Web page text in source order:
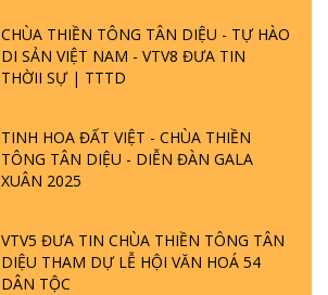
CHÙA THIỀN TÔNG TÂN DIỆU - TỰ HÀO
DI SẢN VIỆT NAM - VTV8 ĐƯA TIN
THỜII SỰ | TTTD
TINH HOA ĐẤT VIỆT - CHÙA THIỀN
TÔNG TÂN DIỆU - DIỄN ĐÀN GALA
XUÂN 2025
VTV5 ĐƯA TIN CHÙA THIỀN TÔNG TÂN
DIỆU THAM DỰ LỄ HỘI VĂN HOÁ 54
DÂN TỘC